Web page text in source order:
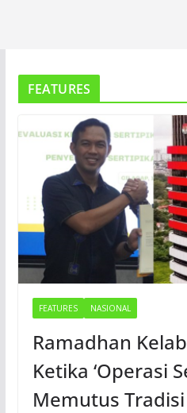
FEATURES
FEATURES NASIONAL
Ramadhan
Ketika ‘Operasi
Memutus